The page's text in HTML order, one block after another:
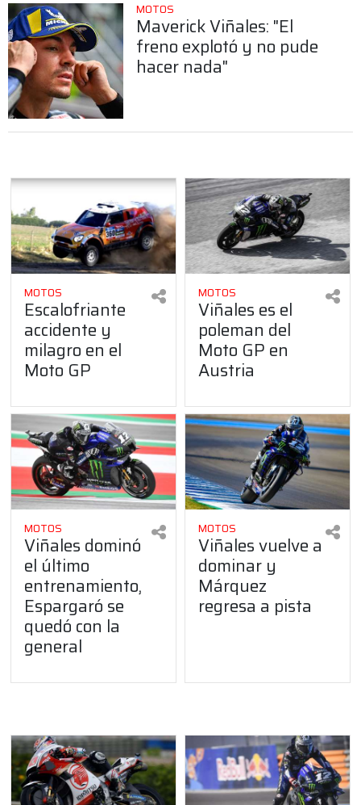
MOTOS
Maverick Viñales: "El
freno explotó y no pude
hacer nada"
MOTOS
Escalofriante
accidente y
milagro en el
Moto GP
MOTOS
Viñales es el
poleman del
Moto GP en
Austria
MOTOS
Viñales dominó
el último
entrenamiento,
Espargaró se
quedó con la
general
MOTOS
Viñales vuelve a
dominar y
Márquez
regresa a pista